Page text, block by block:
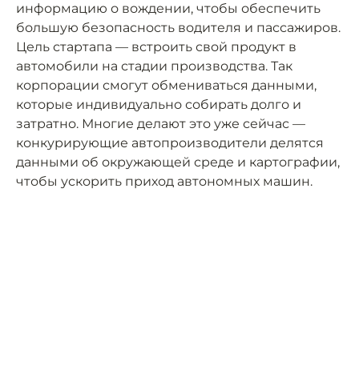
информацию о вождении, чтобы обеспечить
большую безопасность водителя и пассажиров.
Цель стартапа — встроить свой продукт в
автомобили на стадии производства. Так
корпорации смогут обмениваться данными,
которые индивидуально собирать долго и
затратно. Многие делают это уже сейчас —
конкурирующие автопроизводители делятся
данными об окружающей среде и картографии,
чтобы ускорить приход автономных машин.